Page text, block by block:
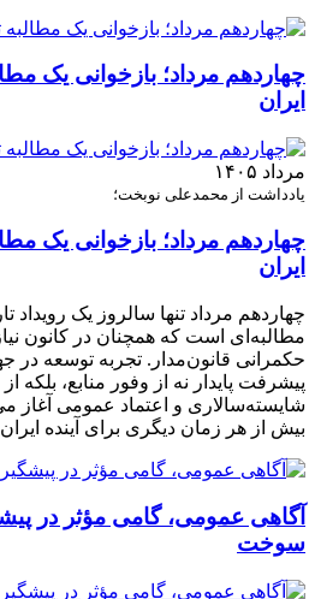
چهاردهم مرداد؛ بازخوانی یک
ایران
مرداد ۱۴۰۵
یادداشت از محمدعلی نوبخت؛
چهاردهم مرداد؛ بازخوانی یک
ایران
چهاردهم مرداد تنها سالروز یک رویداد
مطالبه‌ای است که همچنان در کانون
حکمرانی قانون‌مدار. تجربه توسعه در
پیشرفت پایدار نه از وفور منابع، بلکه
شایسته‌سالاری و اعتماد عمومی آغاز
بیش از هر زمان دیگری برای آینده
آگاهی عمومی، گامی مؤثر در
سوخت